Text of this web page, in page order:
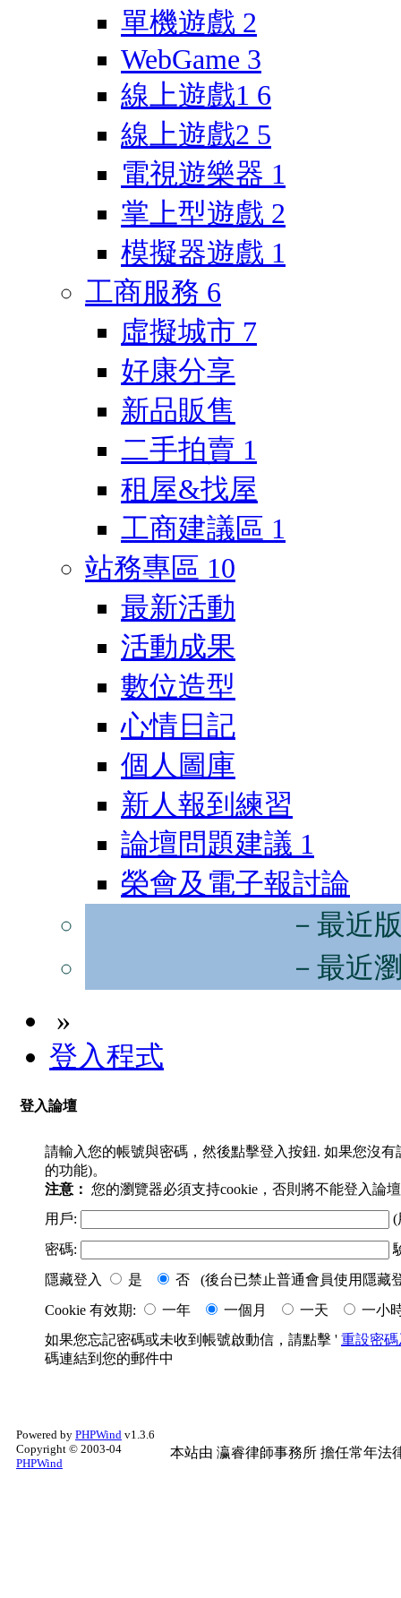
單機遊戲 2
WebGame 3
線上遊戲1 6
線上遊戲2 5
電視遊樂器 1
掌上型遊戲 2
模擬器遊戲 1
工商服務 6
虛擬城市 7
好康分享
新品販售
二手拍賣 1
租屋&找屋
工商建議區 1
站務專區 10
最新活動
活動成果
數位造型
心情日記
個人圖庫
新人報到練習
論壇問題建議 1
榮會及電子報討論
－最近
－最近
»
登入程式
登入論壇
請輸入您的帳號與密碼，然後點擊登入按鈕. 如果您沒
的功能)。
注意： 您的瀏覽器必須支持cookie，否則將不能登入論
用戶:
(
密碼:
隱藏登入
是
否 (後台已禁止普通會員使用隱藏
Cookie 有效期:
一年 一個月 一天
一小
如果您忘記密碼或未收到帳號啟動信，請點擊 ' 重設密
碼連結到您的郵件中
Powered by PHPWind v1.3.6
Copyright © 2003-04
PHPWind
本站由 瀛睿律師事務所 擔任常年法